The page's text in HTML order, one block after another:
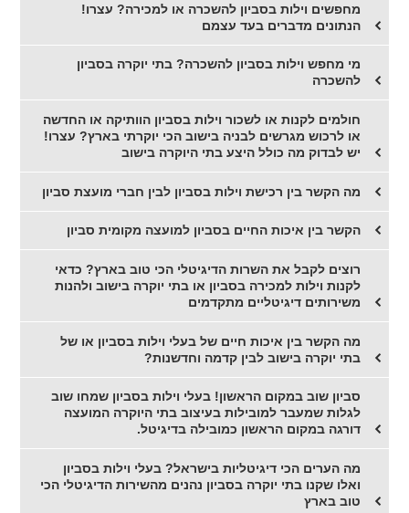
מחפשים וילות בסביון להשכרה או למכירה? עצרו!
הנתונים מדברים בעד עצמם
מי מחפש וילות בסביון להשכרה? בתי יוקרה בסביון
להשכרה
חולמים לקנות או לשכור וילות בסביון הוותיקה או החדשה
או לרכוש מגרשים לבניה בישוב הכי יוקרתי בארץ? עצרו!
יש לבדוק מה כולל היצע בתי היוקרה בישוב
מה הקשר בין רכישת וילות בסביון לבין חברי מועצת סביון
הקשר בין איכות החיים בסביון למועצה מקומית סביון
רוצים לקבל את השרות הדיגיטלי הכי טוב בארץ? כדאי
לקנות וילות למכירה בסביון או בתי יוקרה בישוב ולהנות
משירותים דיגיטליים מתקדמים
מה הקשר בין איכות חיים של בעלי וילות בסביון או של
בתי יוקרה בישוב לבין קדמה וחדשנות?
סביון שוב במקום הראשון! בעלי וילות בסביון שמחו שוב
לגלות שמעבר למובילות בעיצוב בתי היוקרה המועצה
דורגה במקום הראשון כמובילה בדיגיטל.
מה הערים הכי דיגיטליות בישראל? בעלי וילות בסביון
ואלו שקנו בתי יוקרה בסביון נהנים מהשירות הדיגיטלי הכי
טוב בארץ